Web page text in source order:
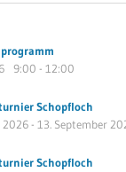
9:00 -12:00
Schopfloch
2026-13. September
Schopfloch